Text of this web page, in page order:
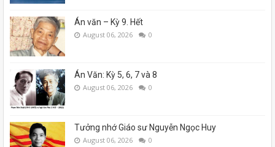
Án văn – Kỳ 9. Hết
August 06, 2026 0
Án Văn: Kỳ 5, 6, 7 và 8
August 06, 2026 0
Tưởng nhớ Giáo sư Nguyễn Ngọc Huy
August 06, 2026 0